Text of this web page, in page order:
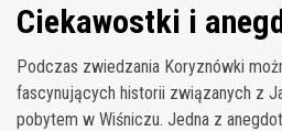
Ciekawostki i
Podczas zwiedzania Koryznówki
fascynujących historii związanych z
pobytem w Wiśniczu. Jedna z